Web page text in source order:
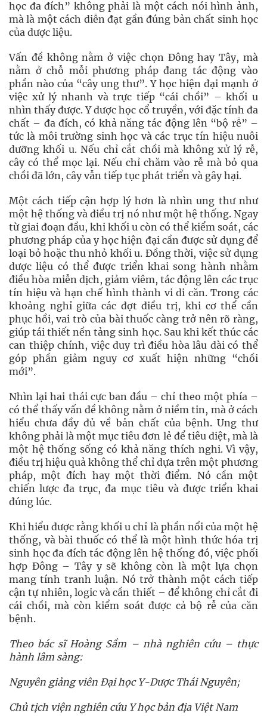
học đa đích” không phải là một cách nói hình ảnh,
mà là một cách diễn đạt gần đúng bản chất sinh học
của dược liệu.
Vấn đề không nằm ở việc chọn Đông hay Tây, mà
nằm ở chỗ mỗi phương pháp đang tác động vào
phần nào của “cây ung thư”. Y học hiện đại mạnh ở
việc xử lý nhanh và trực tiếp “cái chồi” – khối u
nhìn thấy được. Y dược học cổ truyền, với đặc tính đa
chất – đa đích, có khả năng tác động lên “bộ rễ” –
tức là môi trường sinh học và các trục tín hiệu nuôi
dưỡng khối u. Nếu chỉ cắt chồi mà không xử lý rễ,
cây có thể mọc lại. Nếu chỉ chăm vào rễ mà bỏ qua
chồi đã lớn, cây vẫn tiếp tục phát triển và gây hại.
Một cách tiếp cận hợp lý hơn là nhìn ung thư như
một hệ thống và điều trị nó như một hệ thống. Ngay
từ giai đoạn đầu, khi khối u còn có thể kiểm soát, các
phương pháp của y học hiện đại cần được sử dụng để
loại bỏ hoặc thu nhỏ khối u. Đồng thời, việc sử dụng
dược liệu có thể được triển khai song hành nhằm
điều hòa miễn dịch, giảm viêm, tác động lên các trục
tín hiệu và hạn chế hình thành vi di căn. Trong các
khoảng nghỉ giữa các đợt điều trị, khi cơ thể cần
phục hồi, vai trò của bài thuốc càng trở nên rõ ràng,
giúp tái thiết nền tảng sinh học. Sau khi kết thúc các
can thiệp chính, việc duy trì điều hòa lâu dài có thể
góp phần giảm nguy cơ xuất hiện những “chồi
mới”.
Nhìn lại hai thái cực ban đầu – chỉ theo một phía –
có thể thấy vấn đề không nằm ở niềm tin, mà ở cách
hiểu chưa đầy đủ về bản chất của bệnh. Ung thư
không phải là một mục tiêu đơn lẻ để tiêu diệt, mà là
một hệ thống sống có khả năng thích nghi. Vì vậy,
điều trị hiệu quả không thể chỉ dựa trên một phương
pháp, một đích hay một thời điểm. Nó cần một
chiến lược đa trục, đa mục tiêu và được triển khai
đúng lúc.
Khi hiểu được rằng khối u chỉ là phần nổi của một hệ
thống, và bài thuốc có thể là một hình thức hóa trị
sinh học đa đích tác động lên hệ thống đó, việc phối
hợp Đông – Tây y sẽ không còn là một lựa chọn
mang tính tranh luận. Nó trở thành một cách tiếp
cận tự nhiên, logic và cần thiết – để không chỉ cắt đi
cái chồi, mà còn kiểm soát được cả bộ rễ của căn
bệnh.
Theo bác sĩ Hoàng Sầm – nhà nghiên cứu – thực
hành lâm sàng:
Nguyên giảng viên Đại học Y-Dược Thái Nguyên;
Chủ tịch viện nghiên cứu Y học bản địa Việt Nam